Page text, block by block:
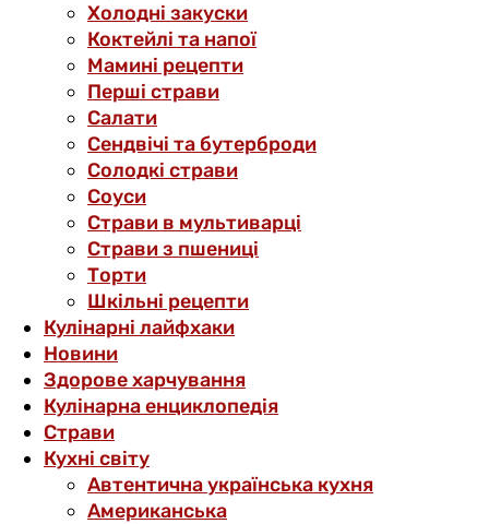
Холодні закуски
Коктейлі та напої
Мамині рецепти
Перші страви
Салати
Сендвічі та бутерброди
Солодкі страви
Соуси
Страви в мультиварці
Страви з пшениці
Торти
Шкільні рецепти
Кулінарні лайфхаки
Новини
Здорове харчування
Кулінарна енциклопедія
Страви
Кухні світу
Автентична українська кухня
Американська